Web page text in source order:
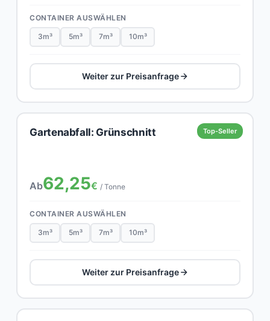
CONTAINER AUSWÄHLEN
3m³ 5m³ 7m³ 10m³
Weiter zur Preisanfrage
Top-Seller
Gartenabfall: Grünschnitt
Ab62,25€ / Tonne
CONTAINER AUSWÄHLEN
3m³ 5m³ 7m³ 10m³
Weiter zur Preisanfrage